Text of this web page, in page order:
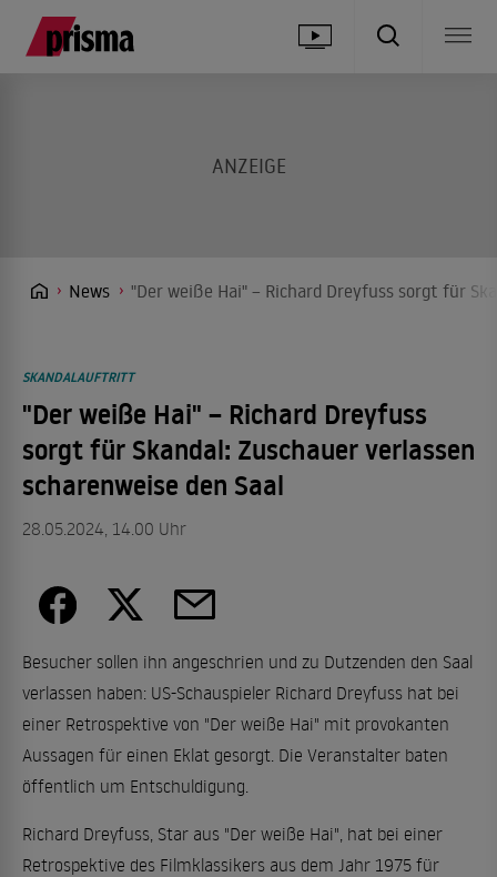
News "Der weiße Hai" – Richard Dreyfuss sorgt für
SKANDALAUFTRITT
"Der weiße Hai" – Richard Dreyfuss
sorgt für Skandal: Zuschauer verlassen
scharenweise den Saal
28.05.2024, 14.00 Uhr
Besucher sollen ihn angeschrien und zu Dutzenden den Saal
verlassen haben: US-Schauspieler Richard Dreyfuss hat bei
einer Retrospektive von "Der weiße Hai" mit provokanten
Aussagen für einen Eklat gesorgt. Die Veranstalter baten
öffentlich um Entschuldigung.
Richard Dreyfuss, Star aus "Der weiße Hai", hat bei einer
Retrospektive des Filmklassikers aus dem Jahr 1975 für